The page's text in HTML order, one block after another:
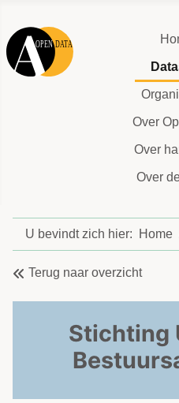
Over
Over
Over
U bevindt zich hier: Home
Terug naar overzicht
Stichting